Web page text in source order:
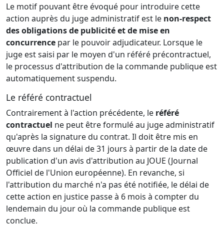
Le motif pouvant être évoqué pour introduire cette
action auprès du juge administratif est le non-respect
des obligations de publicité et de mise en
concurrence par le pouvoir adjudicateur. Lorsque le
juge est saisi par le moyen d'un référé précontractuel,
le processus d'attribution de la commande publique est
automatiquement suspendu.
Le référé contractuel
Contrairement à l'action précédente, le référé
contractuel ne peut être formulé au juge administratif
qu'après la signature du contrat. Il doit être mis en
œuvre dans un délai de 31 jours à partir de la date de
publication d'un avis d'attribution au JOUE (Journal
Officiel de l'Union européenne). En revanche, si
l'attribution du marché n'a pas été notifiée, le délai de
cette action en justice passe à 6 mois à compter du
lendemain du jour où la commande publique est
conclue.